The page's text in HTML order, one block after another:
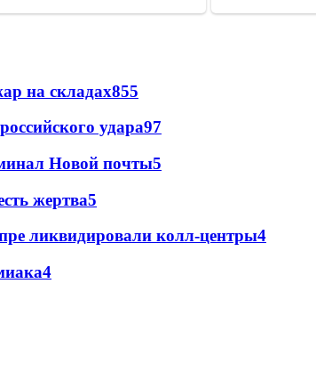
на складах855
удара97
Новой почты5
жертва5
ликвидировали колл-центры4
4